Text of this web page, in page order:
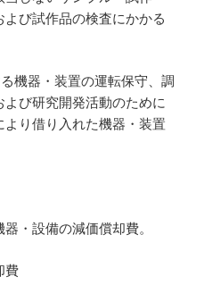
び試作品の検査にかかる
機器・装置の運転保守、調
び研究開発活動のために
り借り入れた機器・装置
・設備の減価償却費。
費